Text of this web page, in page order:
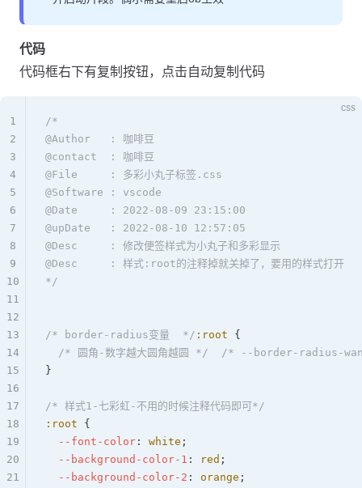
代码
代码框右下有复制按钮，点击自动复制代码
css
/*
@Author   : 咖啡豆
@contact  : 咖啡豆
@File     : 多彩小丸子标签.css
@Software : vscode
@Date     : 2022-08-09 23:15:00
@upDate   : 2022-08-10 12:57:05
@Desc     : 修改便签样式为小丸子和多彩显示
@Desc     : 样式:root的注释掉就关掉了，要用的样式打开
*/
/* border-radius变量  */ :root {
  /* 圆角-数字越大圆角越圆 */
/* --border-radius-
}
/* 样式1-七彩虹-不用的时候注释代码即可*/
:root {
  --font-color
: white ;
  --background-color-1
: red ;
  --background-color-2
: orange ;
1
2
3
4
5
6
7
8
9
10
11
12
13
14
15
16
17
18
19
20
21